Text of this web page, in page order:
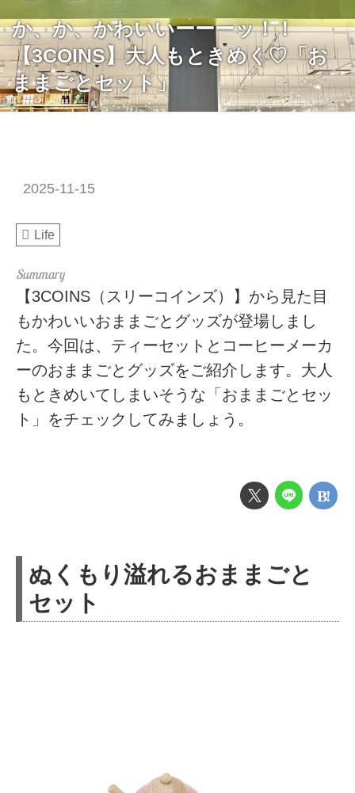
か、か、かわいいーーーッ！！
【3COINS】大人もときめく♡「お
ままごとセット」
2025-11-15
Life
【3COINS（スリーコインズ）】から見た目
もかわいいおままごとグッズが登場しまし
た。今回は、ティーセットとコーヒーメーカ
ーのおままごとグッズをご紹介します。大人
もときめいてしまいそうな「おままごとセッ
ト」をチェックしてみましょう。
ぬくもり溢れるおままごと
セット